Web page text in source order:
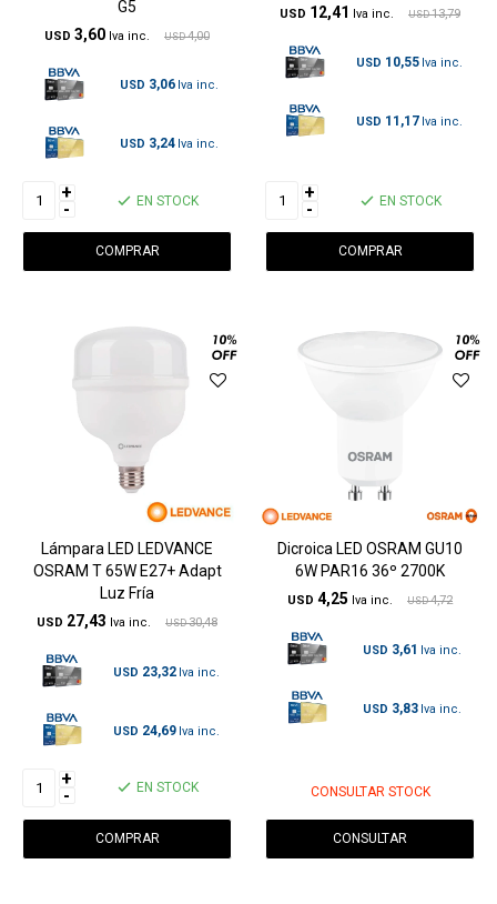
G5
USD 3,60 USD 4,00
USD 3,06
USD 3,24
+
- EN STOCK
USD 12,41 USD 13,79
USD 10,55
USD 11,17
+
- EN STOCK
Lámpara LED LEDVANCE
OSRAM T 65W E27+ Adapt
Luz Fría
USD 27,43 USD 30,48
USD 23,32
USD 24,69
+
- EN STOCK
Dicroica LED OSRAM GU10
6W PAR16 36º 2700K
USD 4,25 USD 4,72
USD 3,61
USD 3,83
CONSULTAR STOCK
CONSULTAR